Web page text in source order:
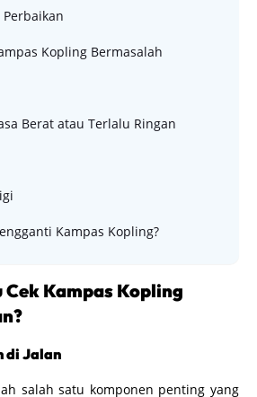
Kopling Bermasalah
Berat atau Terlalu Ringan
Kampas Kopling?
Cek Kampas Kopling
di Jalan
salah satu komponen penting yang